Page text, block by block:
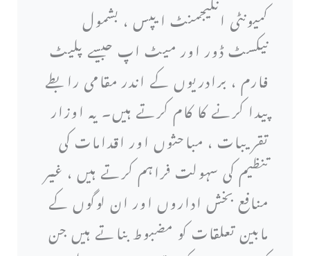
کمیونٹی انگیجمنٹ ایپس ، بشمول
نیکسٹ ڈور اور میٹ اپ جیسے پلیٹ
فارم ، برادریوں کے اندر مقامی رابطے
پیدا کرنے کا کام کرتے ہیں۔ یہ اوزار
تقریبات ، مباحثوں اور اقدامات کی
تنظیم کی سہولت فراہم کرتے ہیں ، غیر
منافع بخش اداروں اور ان لوگوں کے
مابین تعلقات کو مضبوط بناتے ہیں جن